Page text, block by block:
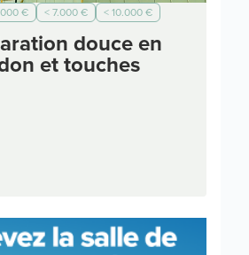
€ < 7.000 € < 10.000 €
douce en
et touches